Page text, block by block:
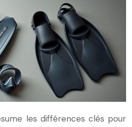
les différences clés pour